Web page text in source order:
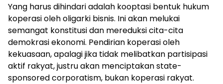
Yang harus dihindari adalah kooptasi bentuk hukum
koperasi oleh oligarki bisnis. Ini akan melukai
semangat konstitusi dan mereduksi cita-cita
demokrasi ekonomi. Pendirian koperasi oleh
kekuasaan, apalagi jika tidak melibatkan partisipasi
aktif rakyat, justru akan menciptakan state-
sponsored corporatism, bukan koperasi rakyat.